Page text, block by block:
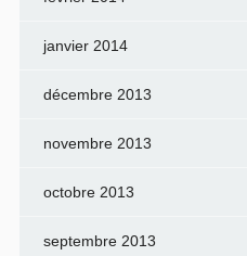
janvier 2014
décembre 2013
novembre 2013
octobre 2013
septembre 2013